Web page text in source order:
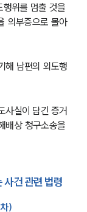
위를 멈출 것을
의부증으로 몰아
해 남편의 외도행
사실이 담긴 증거
배상 청구소송을
건 관련 법령
)